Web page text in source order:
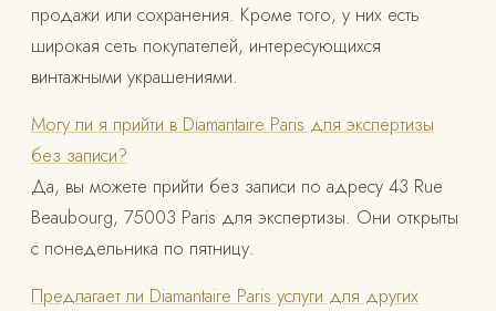
продажи или сохранения. Кроме того, у них есть
широкая сеть покупателей, интересующихся
винтажными украшениями.
Могу ли я прийти в Diamantaire Paris для экспертизы
без записи?
Да, вы можете прийти без записи по адресу 43 Rue
Beaubourg, 75003 Paris для экспертизы. Они открыты
с понедельника по пятницу.
Предлагает ли Diamantaire Paris услуги для других